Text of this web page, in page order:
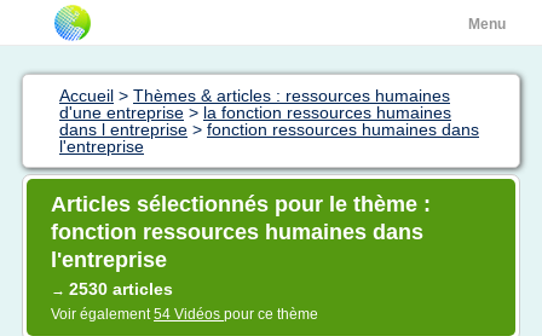
Menu
Accueil > Thèmes & articles : ressources humaines
d'une entreprise > la fonction ressources humaines
dans l entreprise > fonction ressources humaines dans
l'entreprise
Articles sélectionnés pour le thème :
fonction ressources humaines dans
l'entreprise
→ 2530 articles
Voir également54 Vidéos pour ce thème